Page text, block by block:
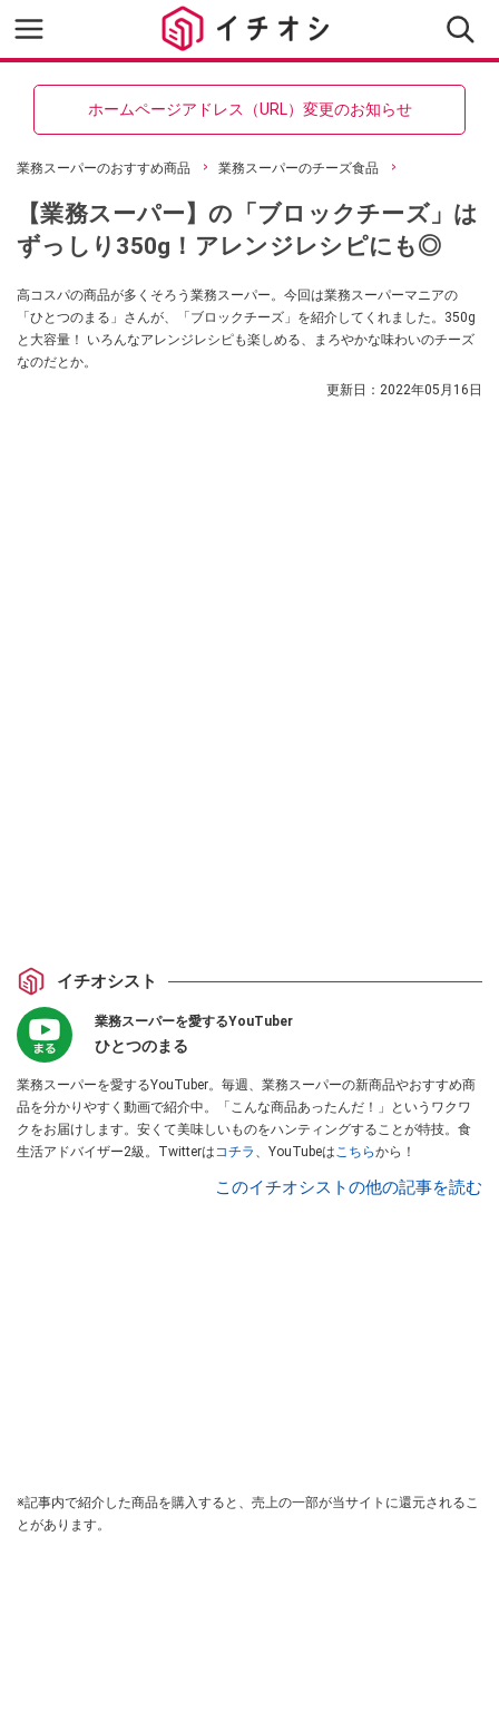
ホームページアドレス（URL）変更のお知らせ
業務スーパーのおすすめ商品 業務スーパーのチーズ食品
【業務スーパー】の「ブロックチーズ」は
ずっしり350g！アレンジレシピにも◎
高コスパの商品が多くそろう業務スーパー。今回は業務スーパーマニアの
「ひとつのまる」さんが、「ブロックチーズ」を紹介してくれました。350g
と大容量！ いろんなアレンジレシピも楽しめる、まろやかな味わいのチーズ
なのだとか。
更新日： 2022年05月16日
イチオシスト
業務スーパーを愛するYouTuber
ひとつのまる
業務スーパーを愛するYouTuber。毎週、業務スーパーの新商品やおすすめ商
品を分かりやすく動画で紹介中。「こんな商品あったんだ！」というワクワ
クをお届けします。安くて美味しいものをハンティングすることが特技。食
生活アドバイザー2級。Twitterはコチラ 、YouTubeはこちらから！
このイチオシストの他の記事を読む
※記事内で紹介した商品を購入すると、売上の一部が当サイトに還元されるこ
とがあります。